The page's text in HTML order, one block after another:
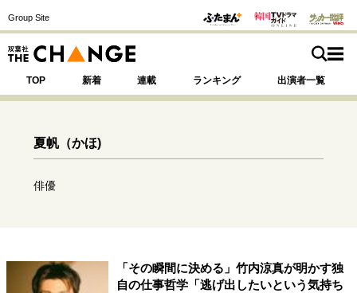
Group Site
TOP 新着 連載 ランキング 出演者一覧
SPECIAL
運命を変えた出会い 決断の裏側
挫折からの再起
未知への挑戦
プロフェッショナルの矜持
夏帆（かほ)
俳優
「その瞬間に決める」竹内涼真が明かす独
自の仕事哲学「逃げ出したいという気持ち